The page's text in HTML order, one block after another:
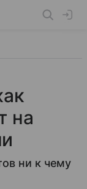
на
ни к чему